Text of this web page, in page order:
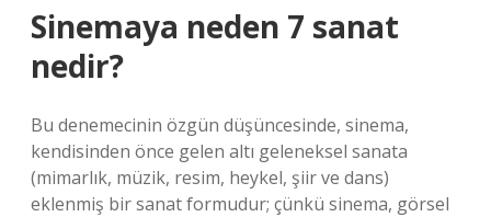
Sinemaya neden 7 sanat
nedir?
Bu denemecinin özgün düşüncesinde, sinema,
kendisinden önce gelen altı geleneksel sanata
(mimarlık, müzik, resim, heykel, şiir ve dans)
eklenmiş bir sanat formudur; çünkü sinema, görsel